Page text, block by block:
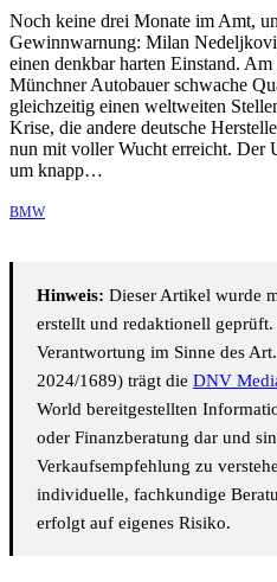
Noch keine drei Monate im Amt,
Gewinnwarnung: Milan
einen denkbar harten Einstand.
Münchner Autobauer schwache
gleichzeitig einen weltweiten
Krise, die andere deutsche
nun mit voller Wucht erreicht. Der
um knapp…
BMW
Hinweis: Dieser Artikel wurde
erstellt und redaktionell
Verantwortung im Sinne des
2024/1689) trägt die DNV
World bereitgestellten
oder Finanzberatung dar und
Verkaufsempfehlung zu
individuelle, fachkundige
erfolgt auf eigenes Risiko.